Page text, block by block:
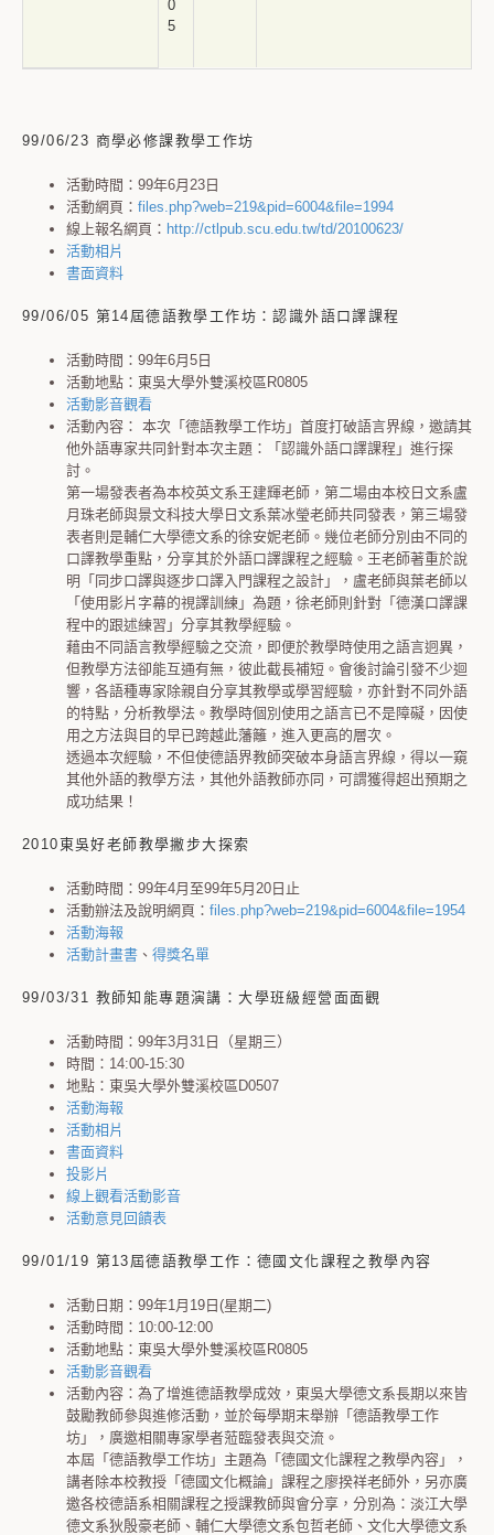
0
5
99/06/23 商學必修課教學工作坊
活動時間：99年6月23日
活動網頁： files.php?web=219&pid=6004&file=1994
線上報名網頁： http://ctlpub.scu.edu.tw/td/20100623/
活動相片
書面資料
99/06/05 第14屆德語教學工作坊：認識外語口譯課程
活動時間：99年6月5日
活動地點：東吳大學外雙溪校區R0805
活動影音觀看
活動內容： 本次「德語教學工作坊」首度打破語言界線，邀請其
他外語專家共同針對本次主題：「認識外語口譯課程」進行探
討。
第一場發表者為本校英文系王建輝老師，第二場由本校日文系盧
月珠老師與景文科技大學日文系葉冰瑩老師共同發表，第三場發
表者則是輔仁大學德文系的徐安妮老師。幾位老師分別由不同的
口譯教學重點，分享其於外語口譯課程之經驗。王老師著重於說
明「同步口譯與逐步口譯入門課程之設計」，盧老師與葉老師以
「使用影片字幕的視譯訓練」為題，徐老師則針對「德漢口譯課
程中的跟述練習」分享其教學經驗。
藉由不同語言教學經驗之交流，即便於教學時使用之語言迥異，
但教學方法卻能互通有無，彼此截長補短。會後討論引發不少迴
響，各語種專家除親自分享其教學或學習經驗，亦針對不同外語
的特點，分析教學法。教學時個別使用之語言已不是障礙，因使
用之方法與目的早已跨越此藩籬，進入更高的層次。
透過本次經驗，不但使德語界教師突破本身語言界線，得以一窺
其他外語的教學方法，其他外語教師亦同，可謂獲得超出預期之
成功結果！
2010東吳好老師教學撇步大探索
活動時間：99年4月至99年5月20日止
活動辦法及說明網頁： files.php?web=219&pid=6004&file=1954
活動海報
活動計畫書 、 得獎名單
99/03/31 教師知能專題演講：大學班級經營面面觀
活動時間：99年3月31日（星期三）
時間：14:00-15:30
地點：東吳大學外雙溪校區D0507
活動海報
活動相片
書面資料
投影片
線上觀看活動影音
活動意見回饋表
99/01/19 第13屆德語教學工作：德國文化課程之教學內容
活動日期：99年1月19日(星期二)
活動時間：10:00-12:00
活動地點：東吳大學外雙溪校區R0805
活動影音觀看
活動內容：為了增進德語教學成效，東吳大學德文系長期以來皆
鼓勵教師參與進修活動，並於每學期末舉辦「德語教學工作
坊」，廣邀相關專家學者蒞臨發表與交流。
本屆「德語教學工作坊」主題為「德國文化課程之教學內容」，
講者除本校教授「德國文化概論」課程之廖揆祥老師外，另亦廣
邀各校德語系相關課程之授課教師與會分享，分別為：淡江大學
德文系狄殷豪老師、輔仁大學德文系包哲老師、文化大學德文系